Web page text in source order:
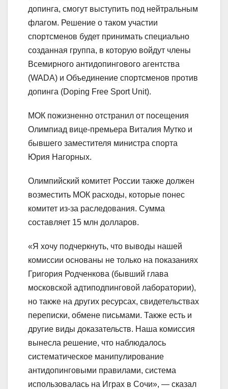
допинга, смогут выступить под нейтральным
флагом. Решение о таком участии
спортсменов будет принимать специально
созданная группа, в которую войдут члены
Всемирного антидопингового агентства
(WADA) и Объединение спортсменов против
допинга (Doping Free Sport Unit).
МОК пожизненно отстранил от посещения
Олимпиад вице-премьера Виталия Мутко и
бывшего заместителя министра спорта
Юрия Нагорных.
Олимпийский комитет России также должен
возместить МОК расходы, которые понес
комитет из-за раследования. Сумма
составляет 15 млн долларов.
«Я хочу подчеркнуть, что выводы нашей
комиссии основаны не только на показаниях
Григория Родченкова (бывший глава
московской адтиподпинговой лаборатории),
но также на других ресурсах, свидетельствах
переписки, обмене письмами. Также есть и
другие виды доказательств. Наша комиссия
вынесла решение, что наблюдалось
систематическое манипулирование
антидопинговыми правилами, система
использовалась на Играх в Сочи», — сказал